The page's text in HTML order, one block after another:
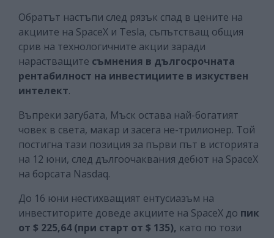
Обратът настъпи след рязък спад в цените на
акциите на SpaceX и Tesla, съпътстващ общия
срив на технологичните акции заради
нарастващите съмнения в дългосрочната
рентабилност на инвестициите в изкуствен
интелект.
Въпреки загубата, Мъск остава най-богатият
човек в света, макар и засега не-трилионер. Той
постигна тази позиция за първи път в историята
на 12 юни, след дългоочаквания дебют на SpaceX
на борсата Nasdaq.
До 16 юни нестихващият ентусиазъм на
инвеститорите доведе акциите на SpaceX до пик
от $ 225,64 (при старт от $ 135), като по този